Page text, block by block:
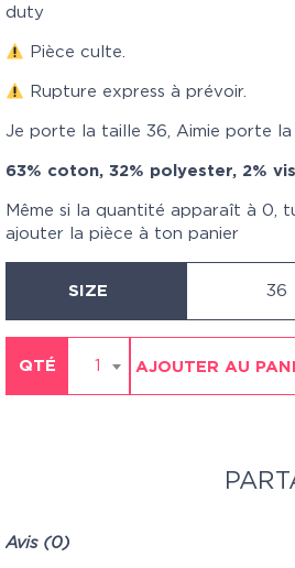
duty
Pièce culte.
Rupture express à prévoir.
Je porte la taille 36, Aimie porte
63% coton, 32% polyester, 2%
Même si la quantité apparaît à 0,
ajouter la pièce à ton panier
SIZE 36
QTÉ 1 AJOUTER AU
Avis (0)